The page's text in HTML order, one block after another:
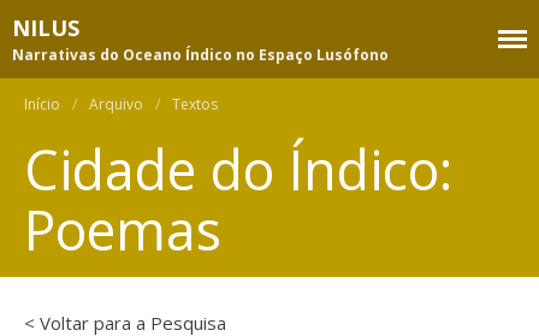
Consultores
Metodologia
NILUS
Narrativas do Oceano Índico no Espaço Lusófono
Início / Arquivo / Textos
Cidade do Índico:
Poemas
< Voltar para a Pesquisa